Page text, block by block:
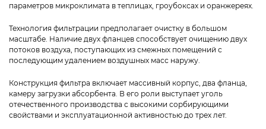
параметров микроклимата в теплицах, гроубоксах и оранжереях.
Технология фильтрации предполагает очистку в большом
масштабе. Наличие двух фланцев способствует очищению двух
потоков воздуха, поступающих из смежных помещений с
последующим удалением воздушных масс наружу.
Конструкция фильтра включает массивный корпус, два фланца,
камеру загрузки абсорбента. В его роли выступает уголь
отечественного производства с высокими сорбирующими
свойствами и эксплуатационной активностью до трех лет.